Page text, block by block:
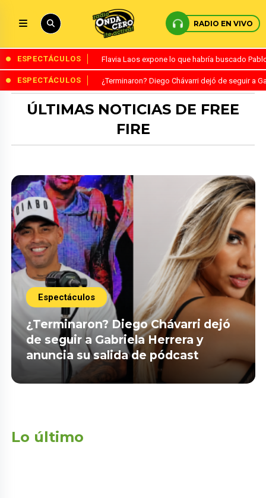
RADIO EN VIVO
ESPECTÁCULOS Flavia Laos expone lo que habría buscado
ESPECTÁCULOS ¿Terminaron? Diego Chávarri dejó de seguir a
ÚLTIMAS NOTICIAS DE FREE
FIRE
Espectáculos
¿Terminaron? Diego Chávarri dejó
de seguir a Gabriela Herrera y
anuncia su salida de pódcast
Lo último